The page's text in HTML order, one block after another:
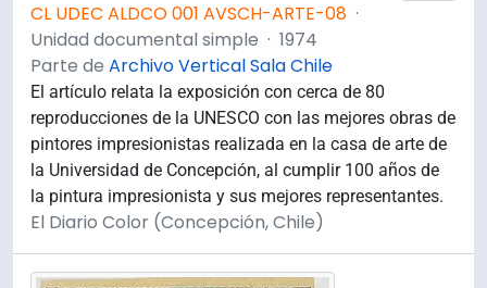
CL UDEC ALDCO 001 AVSCH-ARTE-08 ·
Unidad documental simple · 1974
Parte de Archivo Vertical Sala Chile
El artículo relata la exposición con cerca de 80
reproducciones de la UNESCO con las mejores obras de
pintores impresionistas realizada en la casa de arte de
la Universidad de Concepción, al cumplir 100 años de
la pintura impresionista y sus mejores representantes.
El Diario Color (Concepción, Chile)